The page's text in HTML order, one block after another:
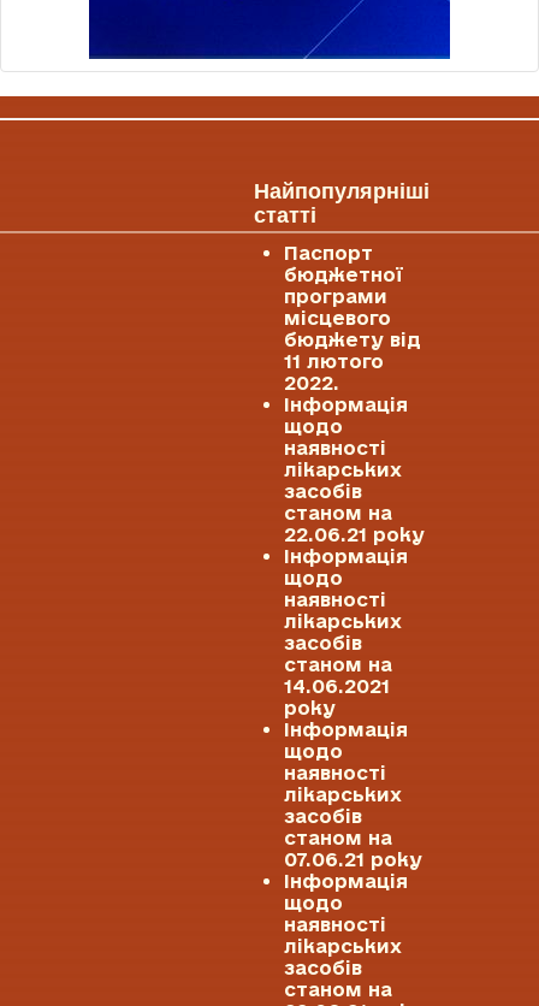
Найпопулярніші
статті
Паспорт
бюджетної
програми
місцевого
бюджету від
11 лютого
2022.
Інформація
щодо
наявності
лікарських
засобів
станом на
22.06.21 року
Інформація
щодо
наявності
лікарських
засобів
станом на
14.06.2021
року
Інформація
щодо
наявності
лікарських
засобів
станом на
07.06.21 року
Інформація
щодо
наявності
лікарських
засобів
станом на